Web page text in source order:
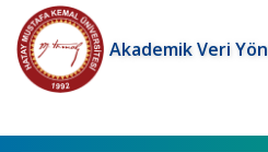
Akademik Veri